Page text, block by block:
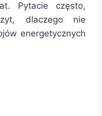
Pytacie często,
dlaczego nie
energetycznych